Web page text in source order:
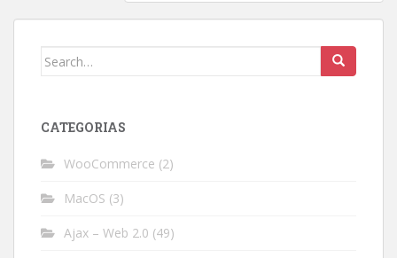
Search
CATEGORIAS
WooCommerce (2)
MacOS (3)
Ajax – Web 2.0 (49)